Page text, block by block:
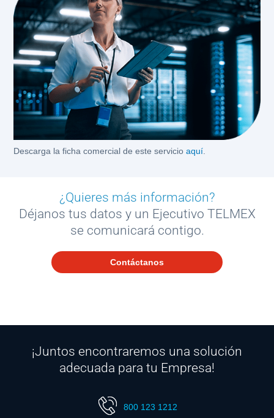
Descarga la ficha comercial de este servicioaquí
¿Quieres más información?
Déjanos tus datos y un Ejecutivo TELMEX
se comunicará contigo.
Contáctanos
¡Juntos encontraremos una solución
adecuada para tu Empresa!
800 123 1212